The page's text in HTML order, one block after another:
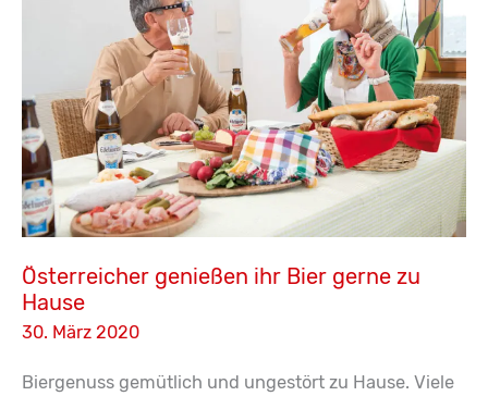
Österreicher genießen ihr Bier gerne zu
Hause
30. März 2020
Biergenuss gemütlich und ungestört zu Hause. Viele